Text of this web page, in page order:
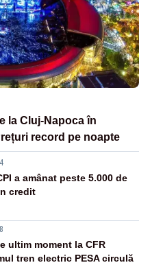
la Cluj-Napoca în
record pe noapte
a amânat peste 5.000 de
credit
ultim moment la CFR
tren electric PESA circulă